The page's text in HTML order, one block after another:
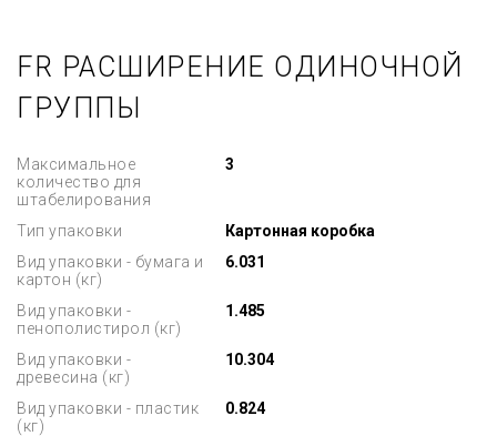
FR РАСШИРЕНИЕ ОДИНОЧНОЙ
ГРУППЫ
Максимальное
количество для
штабелирования
3
Тип упаковки
Картонная коробка
Вид упаковки - бумага и
картон (кг)
6.031
Вид упаковки -
пенополистирол (кг)
1.485
Вид упаковки -
древесина (кг)
10.304
Вид упаковки - пластик
(кг)
0.824